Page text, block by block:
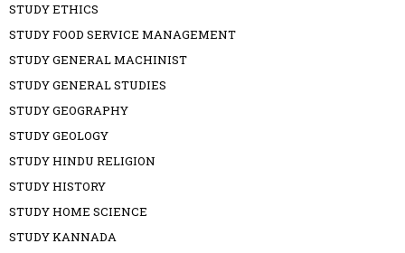
STUDY ETHICS
STUDY FOOD SERVICE MANAGEMENT
STUDY GENERAL MACHINIST
STUDY GENERAL STUDIES
STUDY GEOGRAPHY
STUDY GEOLOGY
STUDY HINDU RELIGION
STUDY HISTORY
STUDY HOME SCIENCE
STUDY KANNADA